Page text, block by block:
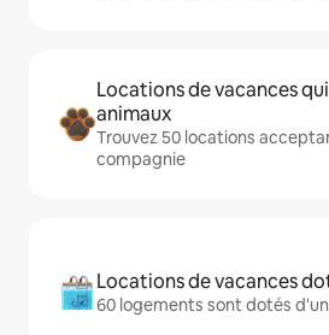
Locations de vacances
animaux
Trouvez 50 locations
compagnie
Locations de vacances
60 logements sont dotés